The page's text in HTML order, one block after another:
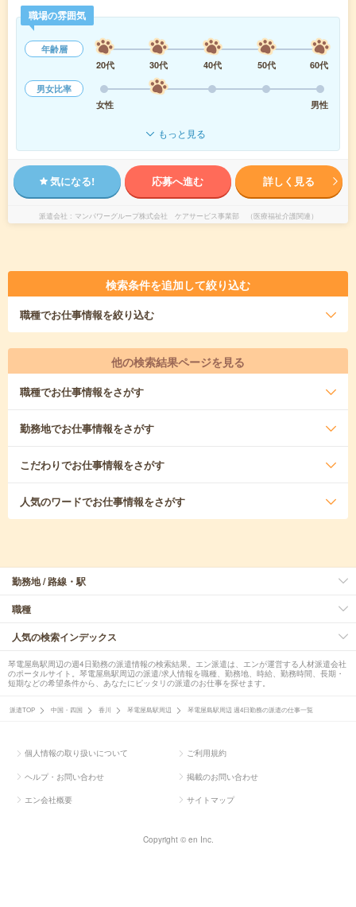
職場の雰囲気
年齢層
20代
30代 40代 50代
60代
男女比率
女性
男性
もっと見る
気になる! 応募へ進む 詳しく見る
派遣会社 マンパワーグループ株式会社 ケアサービス事業部 （医療福祉介護関連）
検索条件を追加して絞り込む
職種でお仕事情報を絞り込む
他の検索結果ページを見る
職種でお仕事情報をさがす
勤務地でお仕事情報をさがす
こだわりでお仕事情報をさがす
人気のワードでお仕事情報をさがす
勤務地 / 路線・駅
職種
人気の検索インデックス
琴電屋島駅周辺の週4日勤務の派遣情報の検索結果。エン派遣は、エンが運営する人材派遣会社
のポータルサイト。琴電屋島駅周辺の派遣/求人情報を職種、勤務地、時給、勤務時間、長期・
短期などの希望条件から、あなたにピッタリの派遣のお仕事を探せます。
派遣TOP 中国・四国 香川 琴電屋島駅周辺 琴電屋島駅周辺 週4日勤務の派遣の仕事一覧
個人情報の取り扱いについて ご利用規約
ヘルプ・お問い合わせ 掲載のお問い合わせ
エン会社概要 サイトマップ
Copyright © en Inc.